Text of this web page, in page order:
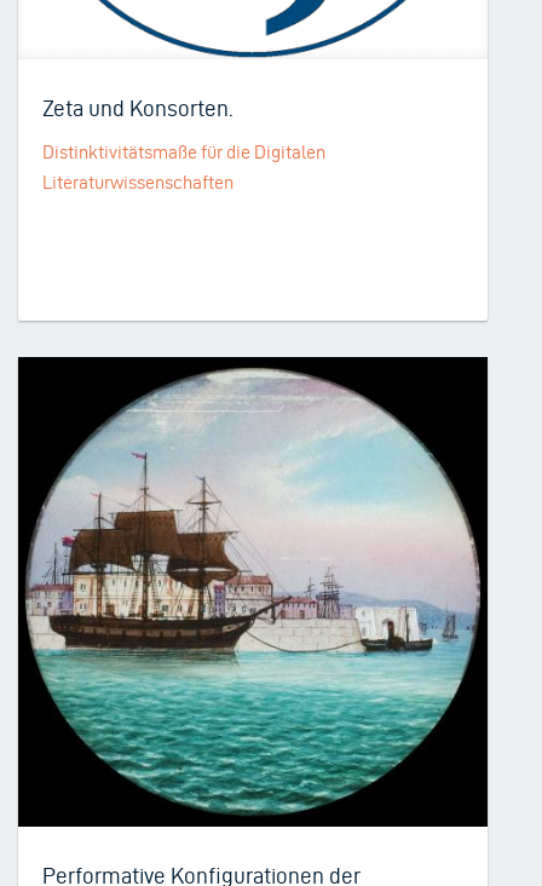
Zeta und Konsorten.
Distinktivitätsmaße für die Digitalen
Literaturwissenschaften
Performative Konfigurationen der